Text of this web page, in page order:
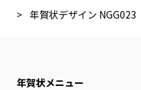
年賀状デザイン NGG023
年賀状メニュー